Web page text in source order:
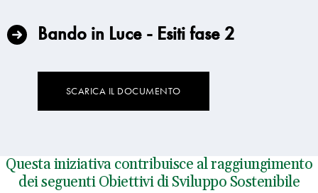
Bando in Luce - Esiti fase 2
SCARICA IL DOCUMENTO
Questa iniziativa contribuisce al raggiungimento
dei seguenti Obiettivi di Sviluppo Sostenibile